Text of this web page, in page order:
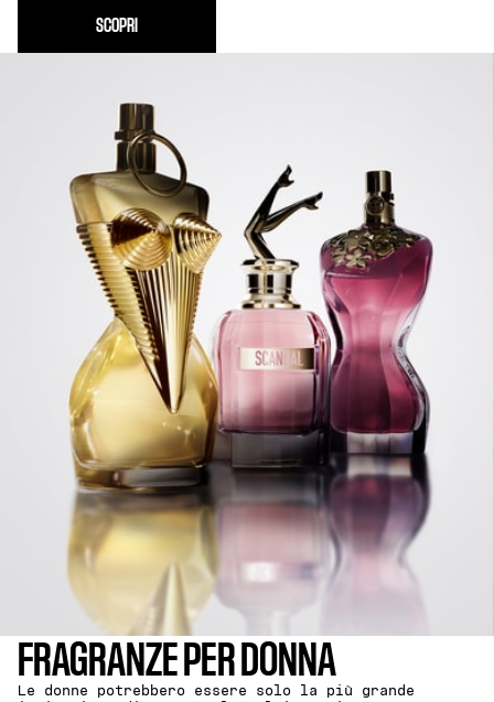
SCOPRI
FRAGRANZE PER DONNA
Le donne potrebbero essere solo la più grande